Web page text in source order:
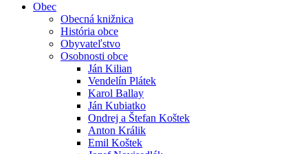
Obec
Obecná knižnica
História obce
Obyvateľstvo
Osobnosti obce
Ján Kilian
Vendelín Plátek
Karol Ballay
Ján Kubiatko
Ondrej a Štefan Koštek
Anton Králik
Emil Koštek